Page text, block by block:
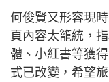
何俊賢又形容現
頁內容太籠統，
體、小紅書等獲
式已改變，希望